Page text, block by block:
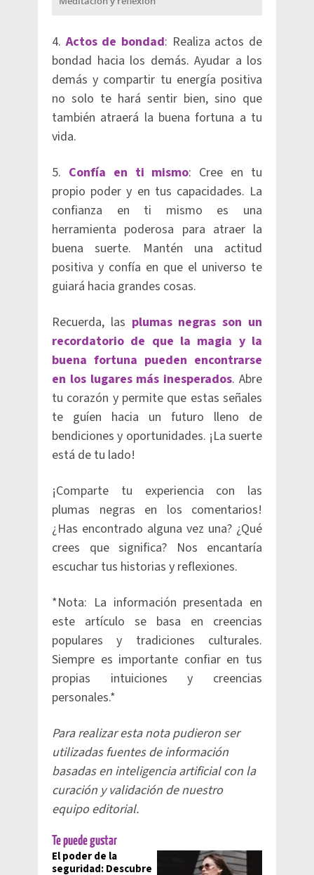
4.Actos de bondad: Realiza actos de
bondad hacia los demás. Ayudar a los
demás y compartir tu energía positiva
no solo te hará sentir bien, sino que
también atraerá la buena fortuna a tu
vida.
5. Confía en ti mismo: Cree en tu
propio poder y en tus capacidades. La
confianza en ti mismo es una
herramienta poderosa para atraer la
buena suerte. Mantén una actitud
positiva y confía en que el universo te
guiará hacia grandes cosas.
Recuerda, las plumas negras son un
recordatorio de que la magia y la
buena fortuna pueden encontrarse
en los lugares más inesperados. Abre
tu corazón y permite que estas señales
te guíen hacia un futuro lleno de
bendiciones y oportunidades. ¡La suerte
está de tu lado!
¡Comparte tu experiencia con las
plumas negras en los comentarios!
¿Has encontrado alguna vez una? ¿Qué
crees que significa? Nos encantaría
escuchar tus historias y reflexiones.
*Nota: La información presentada en
este artículo se basa en creencias
populares y tradiciones culturales.
Siempre es importante confiar en tus
propias intuiciones y creencias
personales.*
Para realizar esta nota pudieron ser
utilizadas fuentes de información
basadas en inteligencia artificial con la
curación y validación de nuestro
equipo editorial.
Te puede gustar
El poder de la
seguridad: Descubre